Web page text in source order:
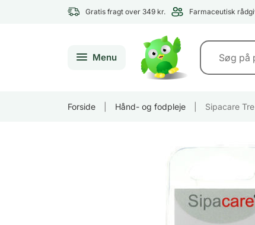
Gratis fragt over 349 kr. Farmaceutisk
Menu
Forside Hånd- og fodpleje Sipacare